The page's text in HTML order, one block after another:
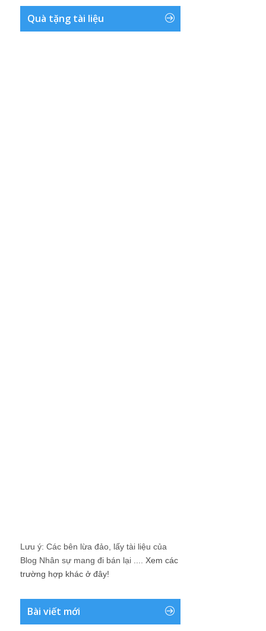
Quà tặng tài liệu
Lưu ý: Các bên lừa đảo, lấy tài liệu của
Blog Nhân sự mang đi bán lại .... Xem các
trường hợp khác ở đây!
Bài viết mới